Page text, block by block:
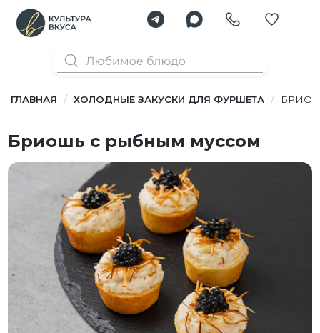
ГЛАВНАЯ ХОЛОДНЫЕ ЗАКУСКИ ДЛЯ ФУРШЕТА
Бриошь с рыбным муссом